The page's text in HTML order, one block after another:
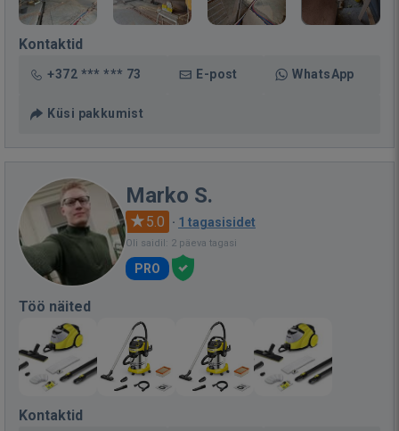
Kontaktid
+372 *** *** 73 E-post WhatsApp
Küsi pakkumist
Marko S.
5.0 · 1 tagasisidet
Oli saidil: 2 päeva tagasi
PRO
Töö näited
Kontaktid